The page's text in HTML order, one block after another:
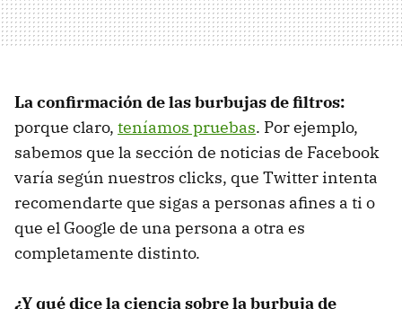
La confirmación de las burbujas de filtros:
porque claro, teníamos pruebas. Por ejemplo,
sabemos que la sección de noticias de Facebook
varía según nuestros clicks, que Twitter intenta
recomendarte que sigas a personas afines a ti o
que el Google de una persona a otra es
completamente distinto.
¿Y qué dice la ciencia sobre la burbuja de